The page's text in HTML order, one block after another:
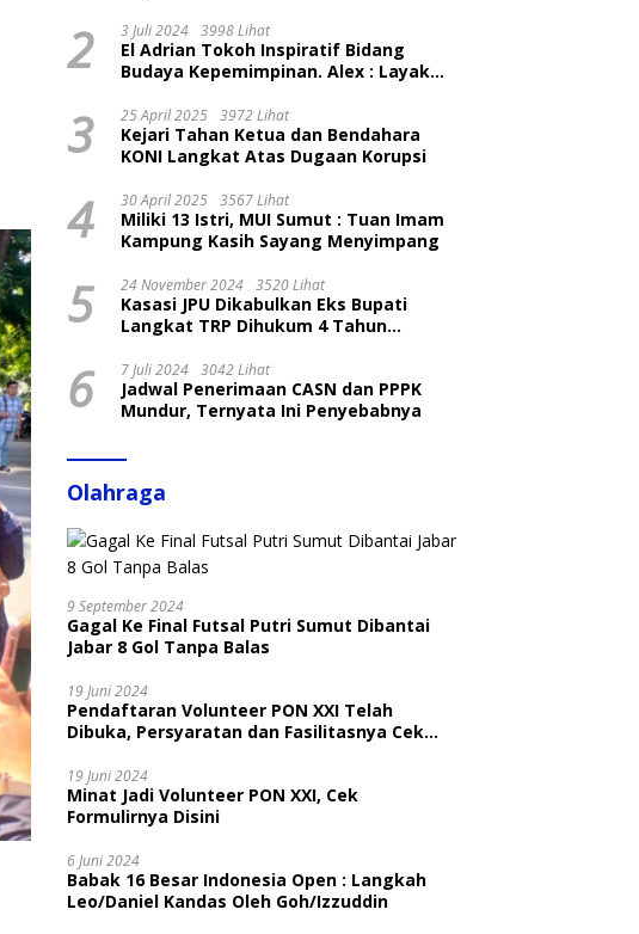
2 3 Juli 2024 3998 Lihat
El Adrian Tokoh Inspiratif Bidang
Budaya Kepemimpinan. Alex : Layak
3 25 April 2025 3972 Lihat
Kejari Tahan Ketua dan Bendahara
KONI Langkat Atas Dugaan Korupsi
4 30 April 2025 3567 Lihat
Miliki 13 Istri, MUI Sumut : Tuan Imam
Kampung Kasih Sayang Menyimpang
5 24 November 2024 3520 Lihat
Kasasi JPU Dikabulkan Eks Bupati
Langkat TRP Dihukum 4 Tahun
6 7 Juli 2024 3042 Lihat
Jadwal Penerimaan CASN dan PPPK
Mundur, Ternyata Ini Penyebabnya
Olahraga
9 September 2024
Gagal Ke Final Futsal Putri Sumut Dibantai
Jabar 8 Gol Tanpa Balas
19 Juni 2024
Pendaftaran Volunteer PON XXI Telah
Dibuka, Persyaratan dan Fasilitasnya Cek
19 Juni 2024
Minat Jadi Volunteer PON XXI, Cek
Formulirnya Disini
6 Juni 2024
Babak 16 Besar Indonesia Open : Langkah
Leo/Daniel Kandas Oleh Goh/Izzuddin